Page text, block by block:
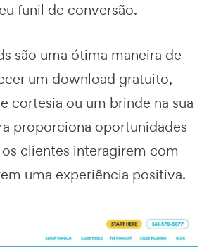
funil de conversão.
são uma ótima maneira de
um download gratuito,
cortesia ou um brinde na sua
proporciona oportunidades
clientes interagirem com
uma experiência positiva.